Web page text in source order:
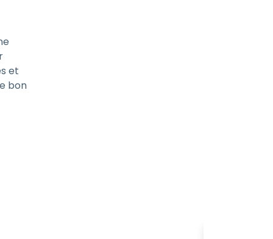
et
bon